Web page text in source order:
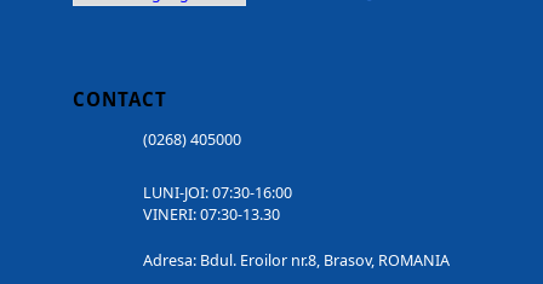
CONTACT
(0268) 405000
LUNI-JOI: 07:30-16:00
VINERI: 07:30-13.30
Adresa: Bdul. Eroilor nr.8, Brasov, ROMANIA